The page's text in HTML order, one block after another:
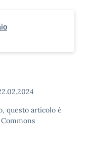
questo articolo è